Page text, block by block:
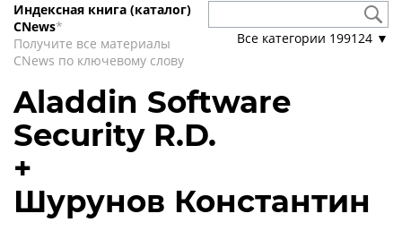
Индексная книга (каталог)
CNews*
Получите все материалы
CNews по ключевому слову
Все категории 199124 ▼
Aladdin Software
Security R.D.
+
Шурунов Константин